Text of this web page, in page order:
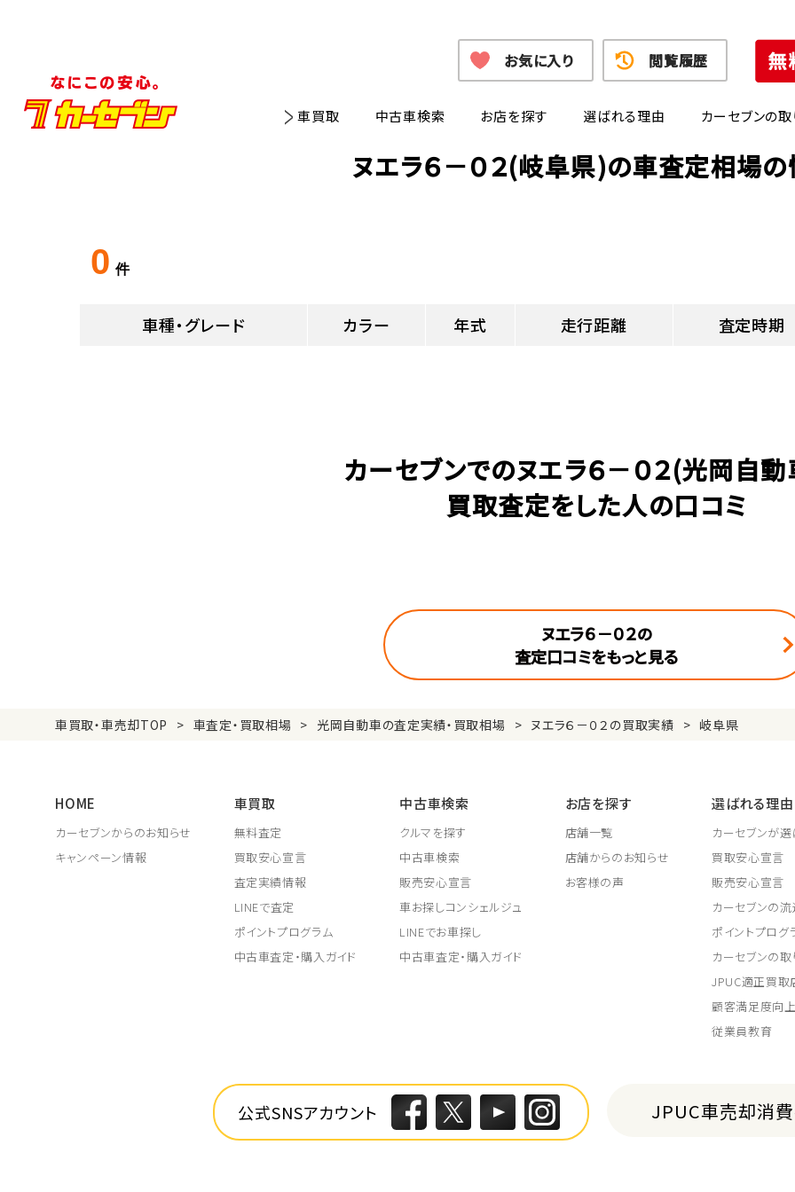
車買取 中古車検索 お店を探す 選ばれる理由 カーセブンの
お気に入り 閲覧履歴
ヌエラ６－０２(岐阜県)の車査定相場
0 件
車種・グレード カラー 年式 走行距離 査定時期
カーセブンでのヌエラ６－０２(光岡自
買取査定をした人の口コミ
ヌエラ６－０２の
査定口コミをもっと見る
車買取・車売却TOP 車査定・買取相場 光岡自動車の査定実績・買取相場 ヌエラ６－０２の買取実績 岐阜県
HOME
カーセブンからのお知らせ
キャンペーン情報
車買取
無料査定
買取安心宣言
査定実績情報
LINEで査定
ポイントプログラム
中古車査定・購入ガイド
中古車検索
クルマを探す
中古車検索
販売安心宣言
車お探しコンシェルジュ
LINEでお車探し
中古車査定・購入ガイド
お店を探す
店舗一覧
店舗からのお知らせ
お客様の声
選ばれる理由
カーセブンが
買取安心宣言
販売安心宣言
カーセブンの
ポイントプログ
カーセブンの
JPUC適正買取
顧客満足度向
従業員教育
公式SNSアカウント JPUC車売却消